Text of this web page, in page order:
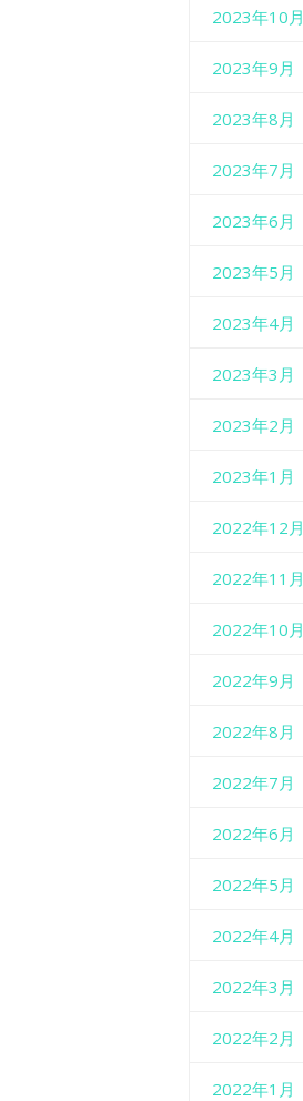
2023年10月
2023年9月
2023年8月
2023年7月
2023年6月
2023年5月
2023年4月
2023年3月
2023年2月
2023年1月
2022年12月
2022年11月
2022年10月
2022年9月
2022年8月
2022年7月
2022年6月
2022年5月
2022年4月
2022年3月
2022年2月
2022年1月